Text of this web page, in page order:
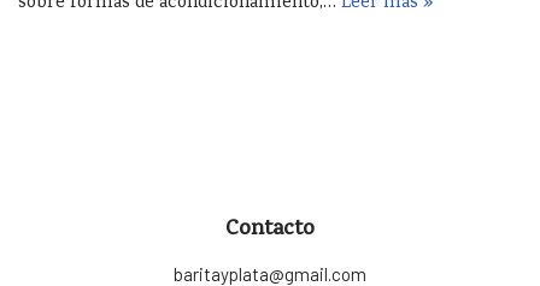
Contacto
baritayplata@gmail.com